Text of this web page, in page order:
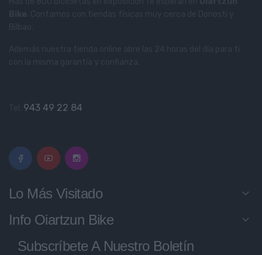
943 49 22 84
Lo Más Visitado keyboard_arrow_down
Info Oiartzun Bike keyboard_arrow_down
Subscríbete A Nuestro Boletín